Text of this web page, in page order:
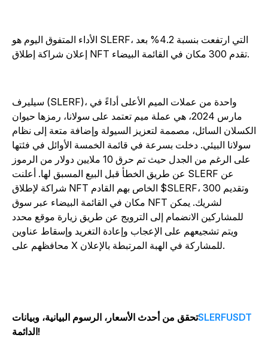
الأداء المتفوق اليوم هو SLERF، التي ارتفعت بنسبة 4.2% بعد
سيليرف (SLERF)، واحدة من عملات الميم الأعلى أداءً في
مارس 2024، هي عملة ميم تعتمد على سولانا، رمزها حيوان
السائل، مصممة لتعزيز السيولة وإضافة متعة إلى نظام
سولانا البيئي. دخلت بسرعة في قائمة الخمسة الأوائل في فئتها
على الرغم من الجدل حيث تم حرق 10 ملايين دولار من الرموز
عن طريق الخطأ قبل البيع المسبق لها. أعلنت SLERF عن
شراكة لإطلاق NFT الخاص بهم القادم $SLERF، وتقديم 300
مكان في القائمة البيضاء عبر سوق NFT لشريك. يمكن
للمشاركين الانضمام إلى الترويج عن طريق زيارة موقع محدد
ويتم تشجيعهم على الإعجاب وإعادة التغريد وإسقاط عناوين
تحقق من أحدث الأسعار، الرسوم البيانية، وبياناتSLERFUSDT